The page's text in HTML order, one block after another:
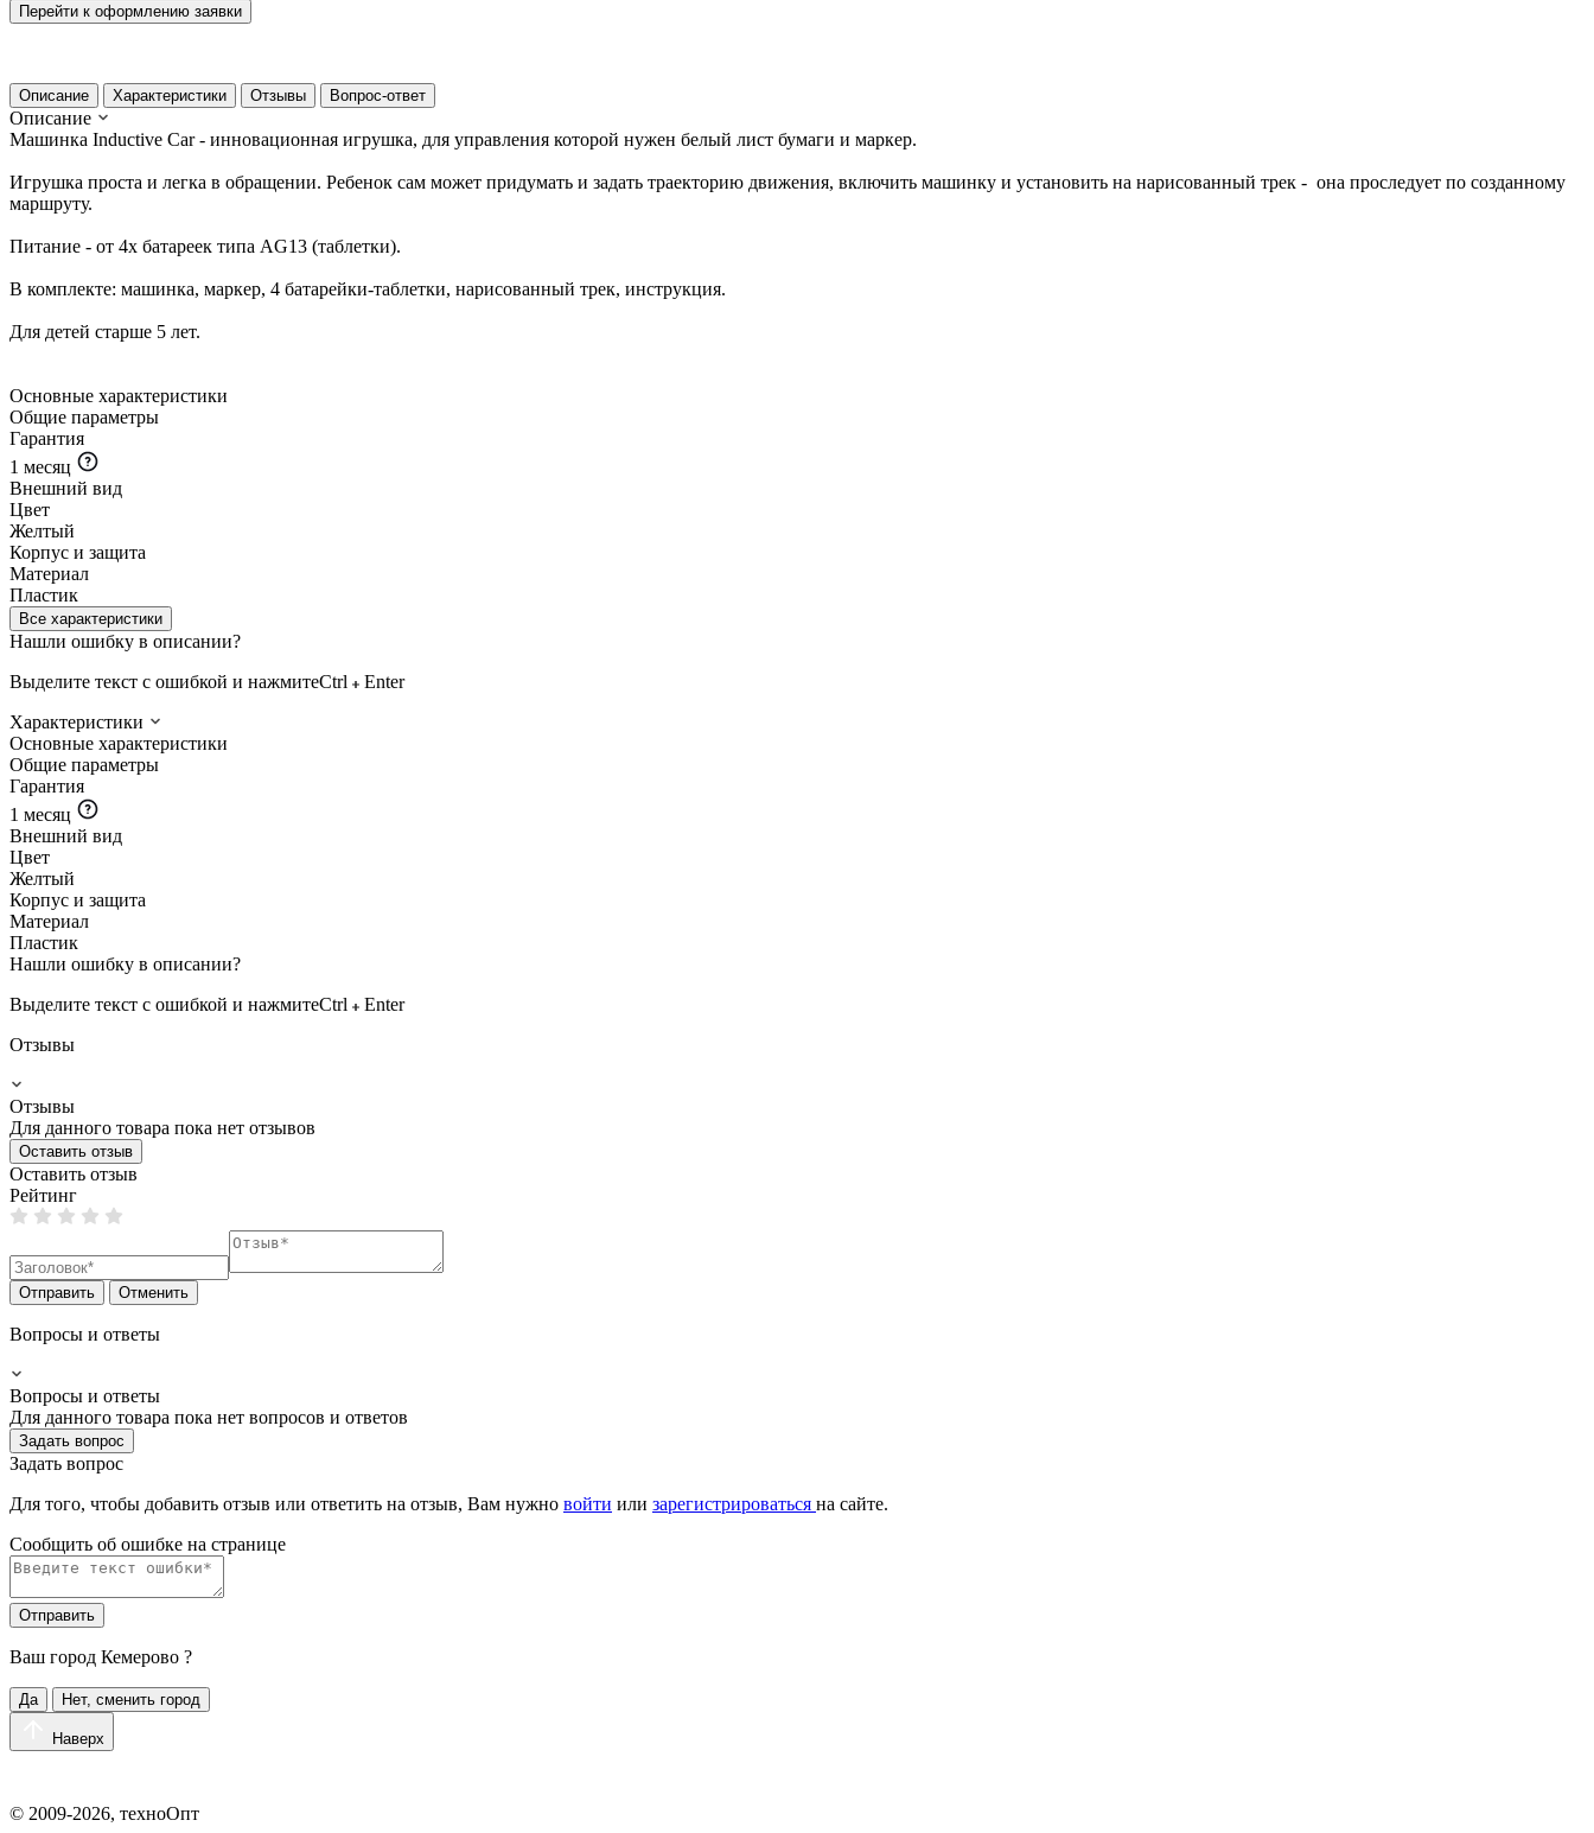
Перейти к оформлению заявки
Описание Характеристики Отзывы Вопрос-ответ
Описание
Машинка Inductive Car - инновационная игрушка, для управления которой нужен белый лист бумаги и маркер.
Игрушка проста и легка в обращении. Ребенок сам может придумать и задать траекторию движения, включить машинку и установить на нарисованный трек - она проследует по созданному
маршруту.
Питание - от 4х батареек типа AG13 (таблетки).
В комплекте: машинка, маркер, 4 батарейки-таблетки, нарисованный трек, инструкция.
Для детей старше 5 лет.
Основные характеристики
Общие параметры
Гарантия
1 месяц
Внешний вид
Цвет
Желтый
Корпус и защита
Материал
Пластик
Все характеристики
Нашли ошибку в описании?
Выделите текст с ошибкой и нажмитеCtrl
Enter
Характеристики
Основные характеристики
Общие параметры
Гарантия
1 месяц
Внешний вид
Цвет
Желтый
Корпус и защита
Материал
Пластик
Нашли ошибку в описании?
Выделите текст с ошибкой и нажмитеCtrl
Enter
Отзывы
Отзывы
Для данного товара пока нет отзывов
Оставить отзыв
Оставить отзыв
Рейтинг
Отправить Отменить
Вопросы и ответы
Вопросы и ответы
Для данного товара пока нет вопросов и ответов
Задать вопрос
Задать вопрос
Для того, чтобы добавить отзыв или ответить на отзыв, Вам нужно войти или зарегистрироваться на сайте.
Сообщить об ошибке на страницe
Отправить
Ваш город Кемерово ?
Да Нет, сменить город
Наверх
© 2009-2026, техноОпт